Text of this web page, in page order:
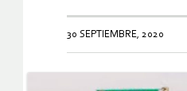
30 SEPTIEMBRE, 2020